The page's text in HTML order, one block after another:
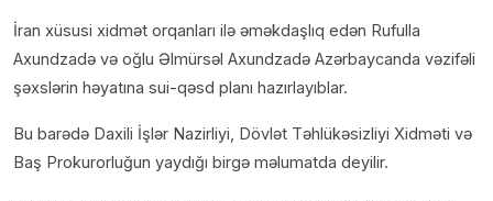
İran xüsusi xidmət orqanları ilə əməkdaşlıq edən Rufulla
Axundzadə və oğlu Əlmürsəl Axundzadə Azərbaycanda vəzifəli
şəxslərin həyatına sui-qəsd planı hazırlayıblar.
Bu barədə Daxili İşlər Nazirliyi, Dövlət Təhlükəsizliyi Xidməti və
Baş Prokurorluğun yaydığı birgə məlumatda deyilir.